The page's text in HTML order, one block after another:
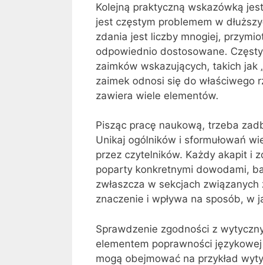
Kolejną praktyczną wskazówką
jest częstym problemem w
zdania jest liczby mnogiej,
odpowiednio dostosowane.
zaimków wskazujących, takich jak
zaimek odnosi się do właściwego
zawiera wiele elementów.
Pisząc pracę naukową, trzeba
Unikaj ogólników i sformułowań
przez czytelników. Każdy akapit i
poparty konkretnymi dowodami,
zwłaszcza w sekcjach
znaczenie i wpływa na sposób, w
Sprawdzenie zgodności z
elementem poprawności
mogą obejmować na przykład